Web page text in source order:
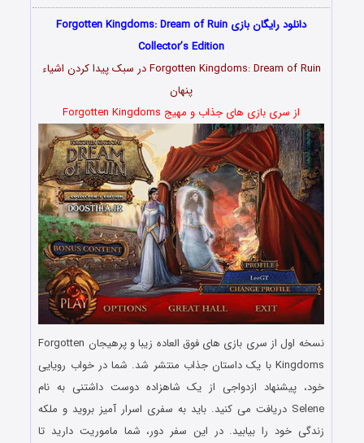
دانلود رایگان بازی Forgotten Kingdoms: Dream of Ruin
Collector’s Edition
Forgotten Kingdoms: Dream of Ruin در سبک پیدا کردن اشیاء
پنهان
از سری بازی های جذاب و مهیج Forgotten Kingdoms
نسخه اول از سری بازی های فوق العاده زیبا و پرهیجان Forgotten
Kingdoms با یک داستان جذاب منتشر شد. شما در خواب رویایی
خود، پیشنهاد ازدواجی از یک شاهزاده دوست داشتنی به نام
Selene دریافت می کنید. باید به سفری اسرار آمیز بروید و ملکه
زندگی خود را بیابید. در این سفر دور، شما ماموریت دارید تا